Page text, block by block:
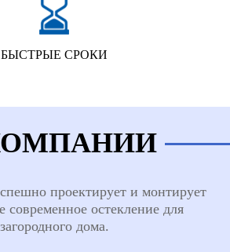
БЫСТРЫЕ СРОКИ
проектирует и монтирует
современное остекление для
загородного дома.